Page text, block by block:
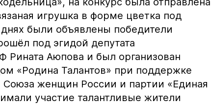
игрушка в форме цветка под
были объявлены победители
под эгидой депутата
Рината Аюпова и был организован
«Родина Талантов» при поддержке
Союза женщин России и партии «Единая
участие талантливые жители